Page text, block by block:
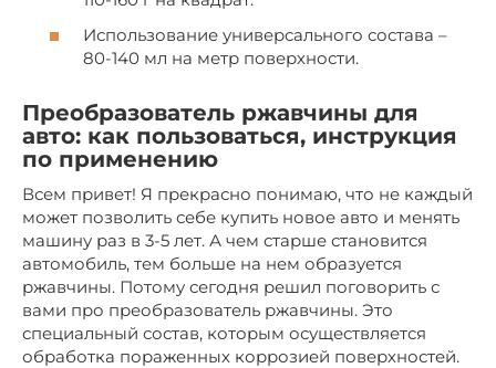
Использование универсального состава –
80-140 мл на метр поверхности.
Преобразователь ржавчины для
авто: как пользоваться, инструкция
по применению
Всем привет! Я прекрасно понимаю, что не каждый
может позволить себе купить новое авто и менять
машину раз в 3-5 лет. А чем старше становится
автомобиль, тем больше на нем образуется
ржавчины. Потому сегодня решил поговорить с
вами про преобразователь ржавчины. Это
специальный состав, которым осуществляется
обработка пораженных коррозией поверхностей.